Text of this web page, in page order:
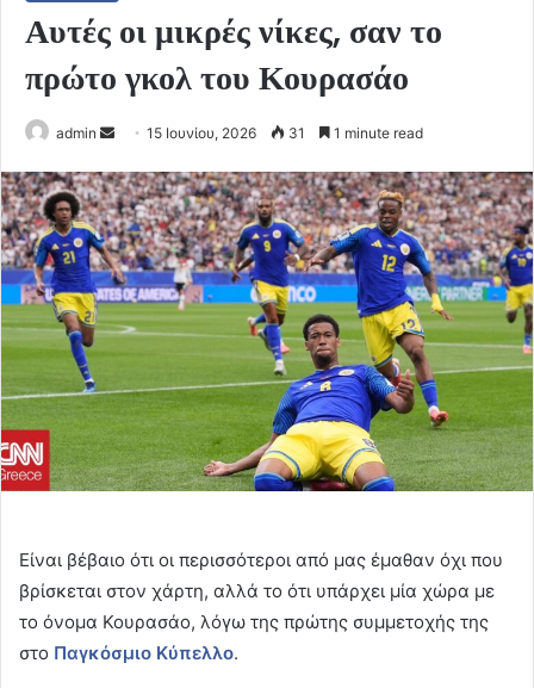
Αυτές οι μικρές νίκες, σαν το
πρώτο γκολ του Κουρασάο
admin
Send
email
15 Ιουνίου, 2026 31 1 minute read
Είναι βέβαιο ότι οι περισσότεροι από μας έμαθαν όχι που
βρίσκεται στον χάρτη, αλλά το ότι υπάρχει μία χώρα με
το όνομα Κουρασάο, λόγω της πρώτης συμμετοχής της
στο Παγκόσμιο Κύπελλο.